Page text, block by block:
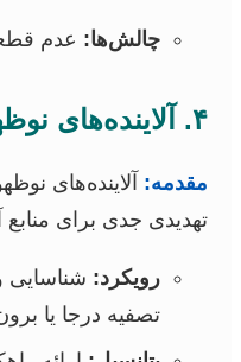
چالش‌ها: عدم
۴. آلاینده‌های نوظهور (Emerging Contaminants) و مدیریت کیفیت آب زیرزمینی
مقدمه: آلاینده‌های
تهدیدی جدی برای منابع
رویکرد: شناسایی
تصفیه درجا یا